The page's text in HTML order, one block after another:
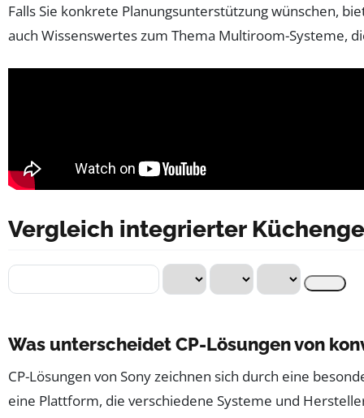
Falls Sie konkrete Planungsunterstützung wünschen,
auch Wissenswertes zum Thema Multiroom-Systeme,
Vergleich integrierter
Was unterscheidet CP-Lösungen von
CP-Lösungen von Sony zeichnen sich durch eine
eine Plattform, die verschiedene Systeme und